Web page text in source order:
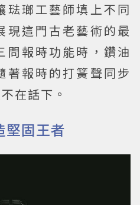
琺瑯工藝師填上不同
現這門古老藝術的最
問報時功能時，鑽油
著報時的打簧聲同步
在話下。
堅固王者